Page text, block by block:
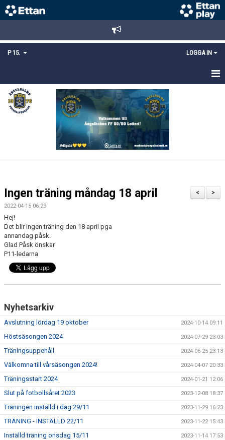
P 15. LOGGA IN
HEM
TRUPPEN
MEDLEMSANMÄLAN
>
<
Ingen träning måndag 18 april
2022-04-15 06:29
Hej!
Det blir ingen träning den 18 april pga
annandag påsk.
Glad Påsk önskar
P11-ledarna
Nyhetsarkiv
Avslutning lördag 19 oktober 2024-10-14 09:11
Höstsäsongen 2024 2024-07-29 23:03
Träningsuppehåll 2024-06-25 23:13
Välkomna till vårsäsongen 2024! 2024-04-07 20:33
Träningsstart 2024 2024-01-21 12:06
Slut på fotbollsåret 2023 2023-12-08 18:37
Träningen inställd i dag 29/11 2023-11-29 16:23
TRÄNING - INSTÄLLD 22/11 2023-11-22 15:43
Inställd träning onsdag 15/11 2023-11-14 17:53